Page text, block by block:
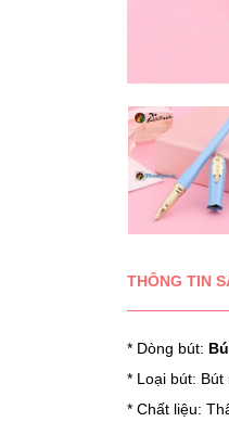
THÔNG TIN
* Dòng bút:
* Loại bút: Bút
* Chất liệu: